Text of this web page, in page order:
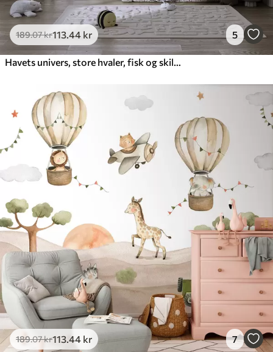
189.07kr113 .44 kr 5
189.07kr113 .44 kr 7